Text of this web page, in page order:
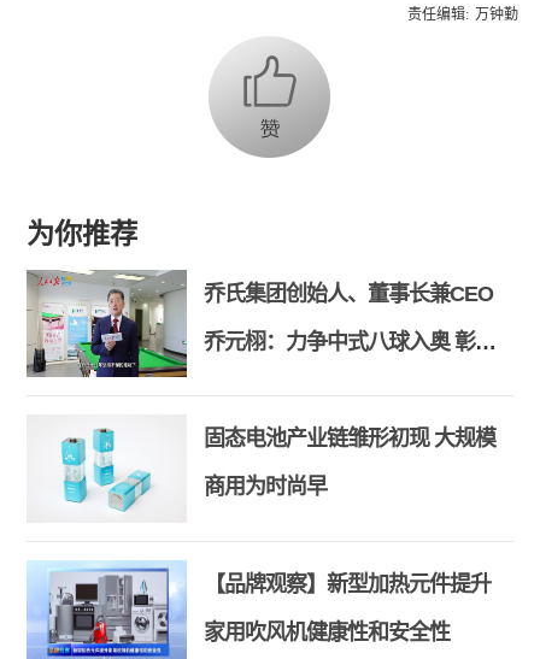
责任编辑: 万钟勤
为你推荐
乔氏集团创始人、董事长兼CEO
乔元栩：力争中式八球入奥 彰显
和合共生精神
固态电池产业链雏形初现 大规模
商用为时尚早
【品牌观察】新型加热元件提升
家用吹风机健康性和安全性